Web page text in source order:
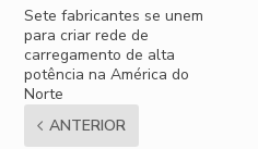
Sete fabricantes se unem
para criar rede de
carregamento de alta
potência na América do
Norte
ANTERIOR